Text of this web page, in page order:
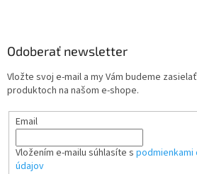
Odoberať newsletter
Vložte svoj e-mail a my Vám budeme
produktoch na našom e-shope.
Email
Vložením e-mailu súhlasíte s podmienkami
údajov